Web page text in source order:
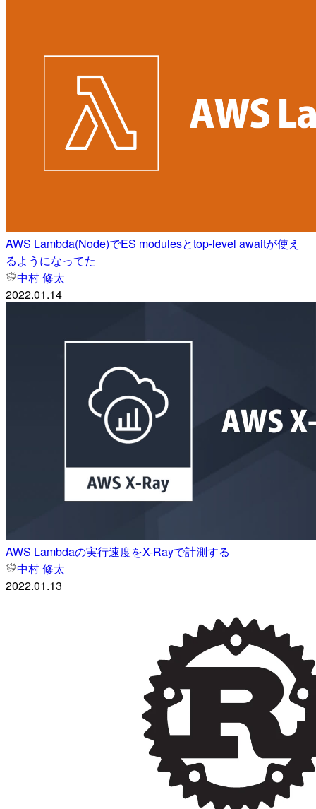
AWS Lambda(Node)でES modulesとtop-level awaitが使え
るようになってた
中村 修太
2022.01.14
AWS Lambdaの実行速度をX-Rayで計測する
中村 修太
2022.01.13